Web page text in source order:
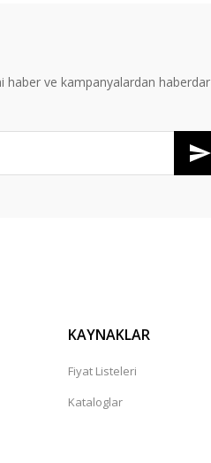
haber ve kampanyalardan haberdar
KAYNAKLAR
Fiyat Listeleri
Kataloglar